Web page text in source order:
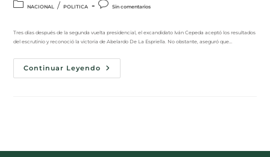
NACIONAL / POLITICA Sin comentarios
Tres días después de la segunda vuelta presidencial, el excandidato Iván Cepeda aceptó los resultados
del escrutinio y reconoció la victoria de Abelardo De La Espriella. No obstante, aseguró que…
Continuar Leyendo